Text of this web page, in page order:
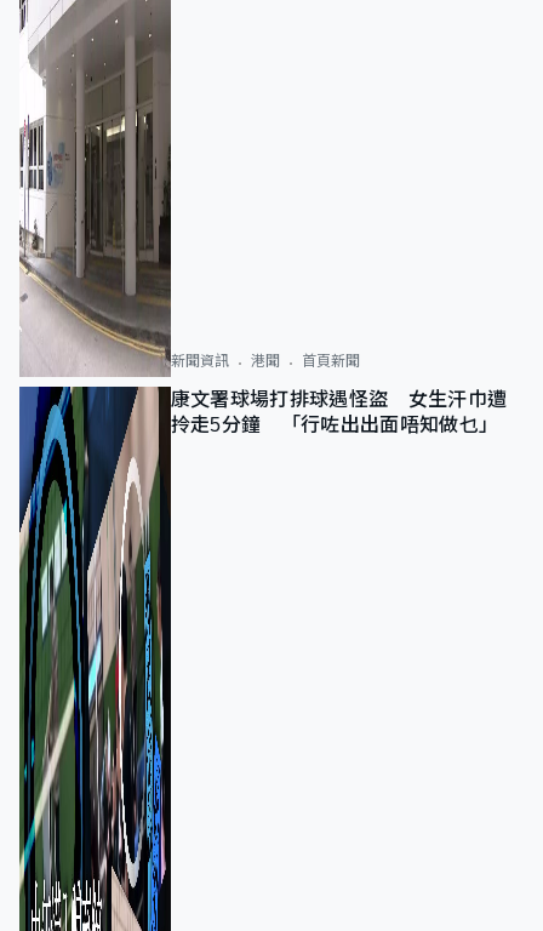
新聞資訊 港聞 首頁新聞
康文署球場打排球遇怪盜 女生汗巾遭
拎走5分鐘 「行咗出出面唔知做乜」